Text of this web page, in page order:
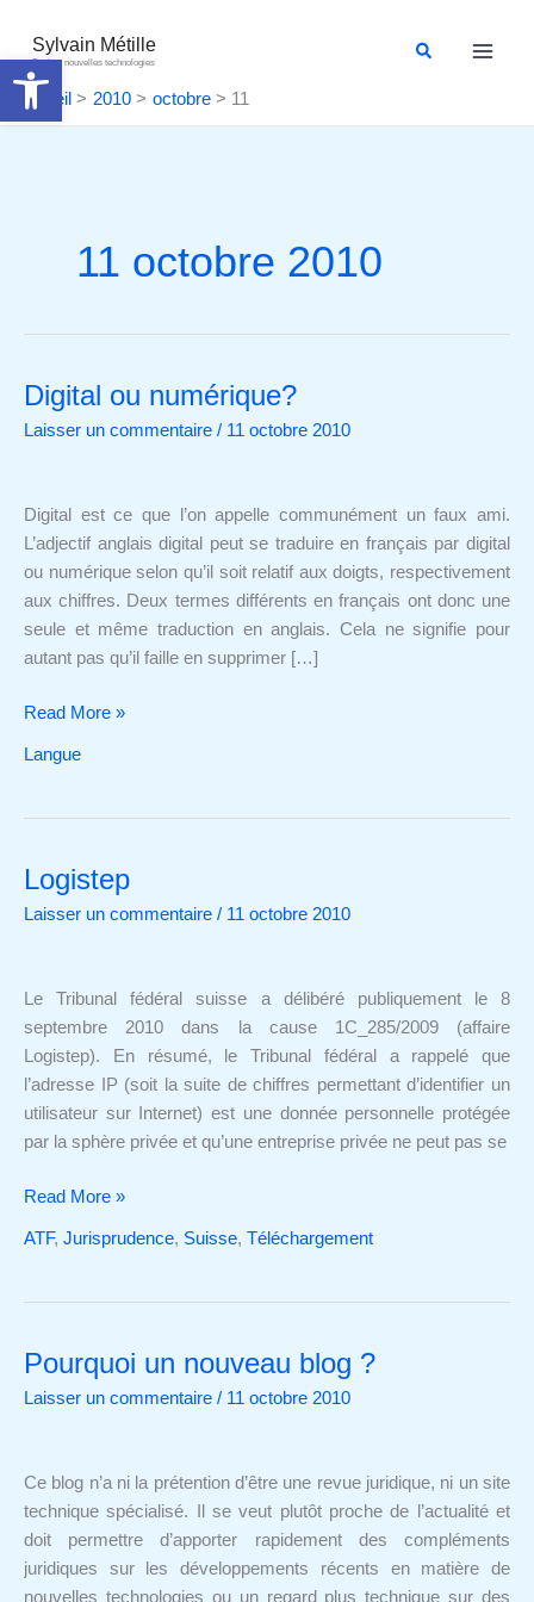
Ouvrir la barre d’outils
contenu
Sylvain Métille
Droit et nouvelles technologies
Rechercher
Accueil 2010 octobre 11
11 octobre 2010
Digital ou numérique?
Laisser un commentaire / 11 octobre 2010
Digital est ce que l’on appelle communément un faux ami.
L’adjectif anglais digital peut se traduire en français par digital
ou numérique selon qu’il soit relatif aux doigts, respectivement
aux chiffres. Deux termes différents en français ont donc une
seule et même traduction en anglais. Cela ne signifie pour
autant pas qu’il faille en supprimer […]
Digital
ou
Read More »
Langue
Logistep
Laisser un commentaire / 11 octobre 2010
Le Tribunal fédéral suisse a délibéré publiquement le 8
septembre 2010 dans la cause 1C_285/2009 (affaire
Logistep). En résumé, le Tribunal fédéral a rappelé que
l’adresse IP (soit la suite de chiffres permettant d’identifier un
utilisateur sur Internet) est une donnée personnelle protégée
par la sphère privée et qu’une entreprise privée ne peut pas se
Logistep
Read More »
ATF, Jurisprudence, Suisse, Téléchargement
Pourquoi un nouveau blog ?
Laisser un commentaire / 11 octobre 2010
Ce blog n’a ni la prétention d’être une revue juridique, ni un site
technique spécialisé. Il se veut plutôt proche de l’actualité et
doit permettre d’apporter rapidement des compléments
juridiques sur les développements récents en matière de
nouvelles technologies ou un regard plus technique sur des
Pourquoi
un
?